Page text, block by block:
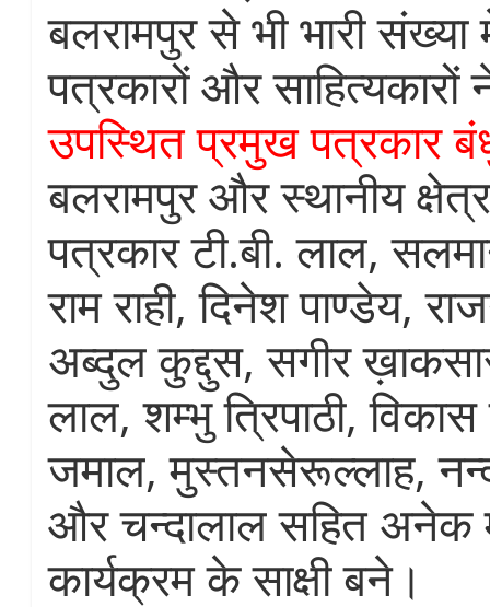
बलरामपुर से भी भारी संख्या
पत्रकारों और
उपस्थित प्रमुख पत्रकार
बलरामपुर और स्थानीय
पत्रकार टी.बी. लाल,
राम राही, दिनेश पाण्डेय,
अब्दुल कुद्दुस, सगीर
लाल, शम्भु त्रिपाठी,
जमाल, मुस्तनसेरूल्लाह,
और चन्दालाल सहित अनेक
कार्यक्रम के साक्षी बने।